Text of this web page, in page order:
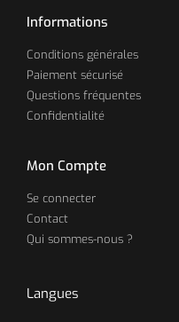
Informations
Conditions générales
Paiement sécurisé
Questions fréquentes
Confidentialité
Mon Compte
Se connecter
Contact
Qui sommes-nous ?
Langues